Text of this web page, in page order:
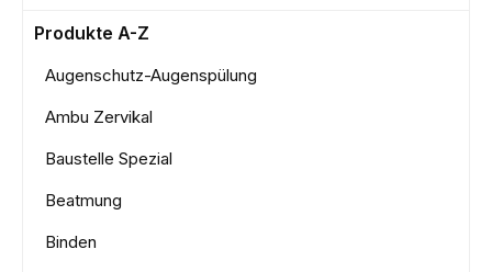
Produkte A-Z
Augenschutz-Augenspülung
Ambu Zervikal
Baustelle Spezial
Beatmung
Binden